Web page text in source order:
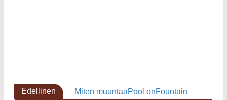
Edellinen
Miten muuntaaPool onFountain